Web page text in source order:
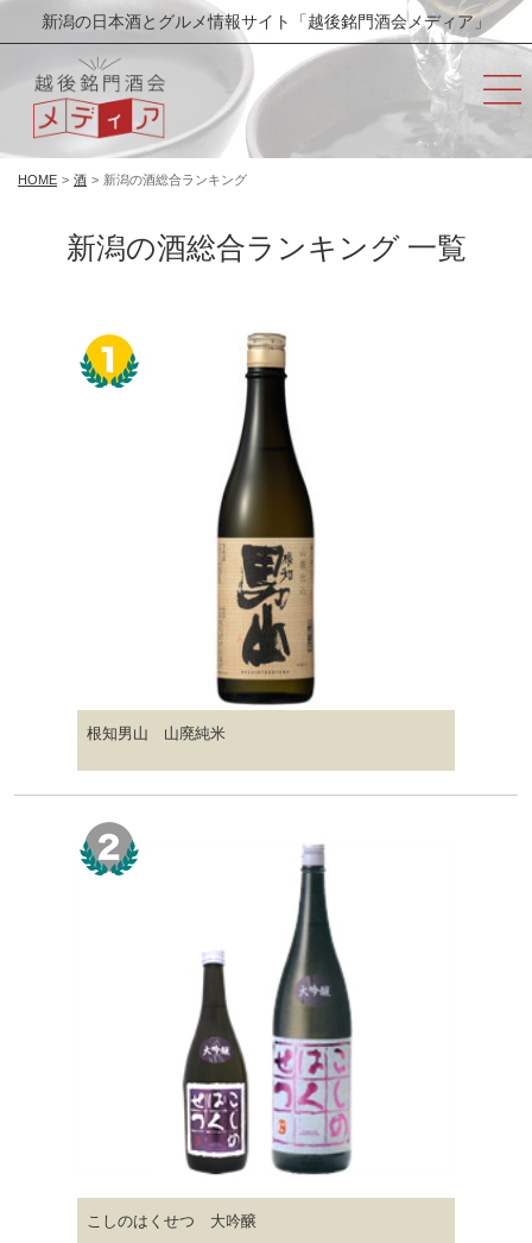
新潟の日本酒とグルメ情報サイト「越後銘門酒会メディア」
HOME > 酒 > 新潟の酒総合ランキング
新潟の酒総合ランキング 一覧
根知男山 山廃純米
こしのはくせつ 大吟醸